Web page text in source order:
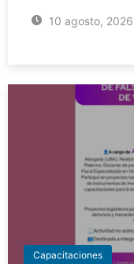
10 agosto, 2026
Capacitaciones